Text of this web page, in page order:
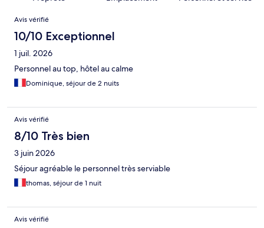
Avis
Avis vérifié
10/10 Exceptionnel
1 juil. 2026
Personnel au top, hôtel au calme
Dominique, séjour de 2 nuits
Avis vérifié
8/10 Très bien
3 juin 2026
Séjour agréable le personnel très serviable
thomas, séjour de 1 nuit
Avis vérifié